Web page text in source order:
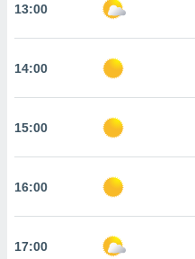
seguir
coste.
a la
todas
nuestros
nos
análisis
CONFIGURACIÓN
13:00
14:00
15:00
16:00
17:00